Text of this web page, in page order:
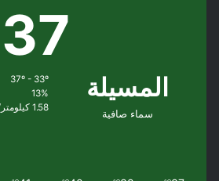
المسيلة
سماء صافية
37
37º - 33º
13%
1.58 كيلومتر/ساعة